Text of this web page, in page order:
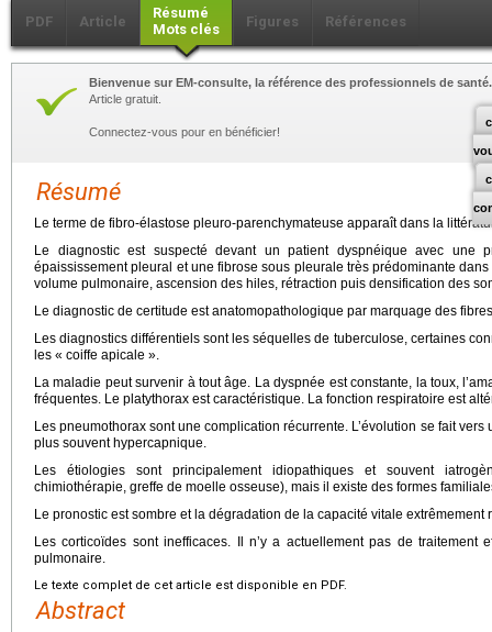
PDF Article
Résumé
Mots clés
Figures Références
Bienvenue sur EM-consulte, la référence des professionnels de santé.
Article gratuit.
Connectez-vous pour en bénéficier!
Résumé
Le terme de fibro-élastose pleuro-parenchymateuse apparaît dans la
Le diagnostic est suspecté devant un patient dyspnéique avec une
épaississement pleural et une fibrose sous pleurale très prédominante
volume pulmonaire, ascension des hiles, rétraction puis densification des
Le diagnostic de certitude est anatomopathologique par marquage des
Les diagnostics différentiels sont les séquelles de tuberculose, certaines
les « coiffe apicale ».
La maladie peut survenir à tout âge. La dyspnée est constante, la toux,
fréquentes. Le platythorax est caractéristique. La fonction respiratoire est
Les pneumothorax sont une complication récurrente. L’évolution se fait
plus souvent hypercapnique.
Les étiologies sont principalement idiopathiques et souvent
chimiothérapie, greffe de moelle osseuse), mais il existe des formes
Le pronostic est sombre et la dégradation de la capacité vitale extrêmement
Les corticoïdes sont inefficaces. Il n’y a actuellement pas de traitement
pulmonaire.
Le texte complet de cet article est disponible en PDF.
Abstract